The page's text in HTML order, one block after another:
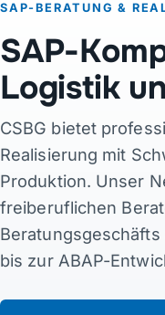
Projekte
Produkte
Kontakt
Links
DE · EN · DA · JA
SAP-BERATUNG &
SAP-
Logistik
CSBG bietet
Realisierung mit
Produktion. Unser
freiberuflichen
bis zur ABAP-